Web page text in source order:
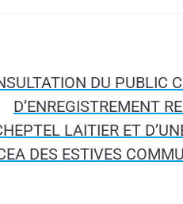
DU PUBLIC
D’ENREGISTREMENT
LAITIER ET
DES ESTIVES